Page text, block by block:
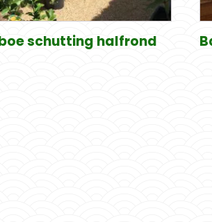
schutting halfrond